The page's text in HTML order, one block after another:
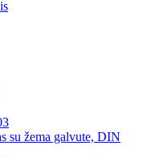
su žema galvute, DIN